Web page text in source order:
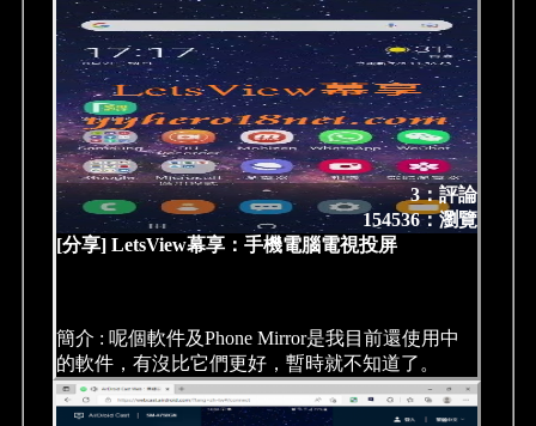
[分享] LetsView幕享：手機電腦電視投屏
3：評論
154536：瀏覽
簡介 : 呢個軟件及Phone Mirror是我目前還使用中
的軟件，有沒比它們更好，暫時就不知道了。